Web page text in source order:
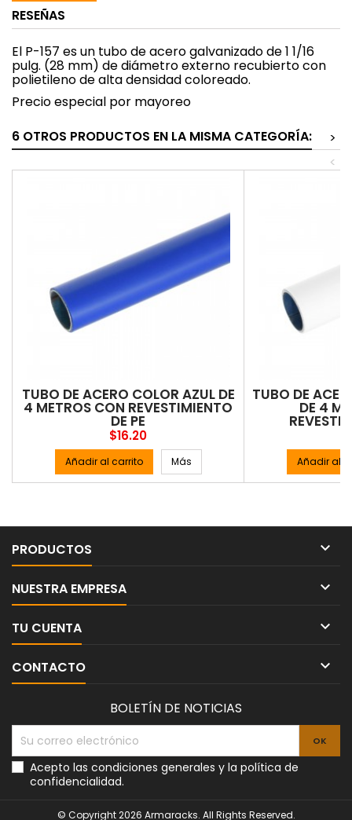
RESEÑAS
El P-157 es un tubo de acero galvanizado de 1 1/16
pulg. (28 mm) de diámetro externo recubierto con
polietileno de alta densidad coloreado.
Precio especial por mayoreo
6 OTROS PRODUCTOS EN LA MISMA CATEGORÍA:
>
<
TUBO DE ACERO COLOR AZUL DE
4 METROS CON REVESTIMIENTO
DE PE
Precio
$16.20
Añadir al carrito Más
TUBO DE
DE 4
Añadir al
PRODUCTOS 
NUESTRA EMPRESA 
TU CUENTA 
CONTACTO 
BOLETÍN DE NOTICIAS
Acepto las condiciones generales y la política de
confidencialidad.
© Copyright 2026 Armaracks. All Rights Reserved.